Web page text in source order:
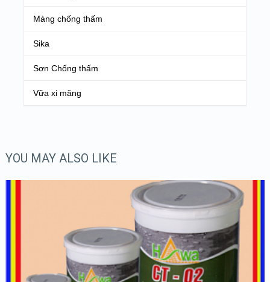
Màng chống thấm
Sika
Sơn Chống thấm
Vữa xi măng
YOU MAY ALSO LIKE